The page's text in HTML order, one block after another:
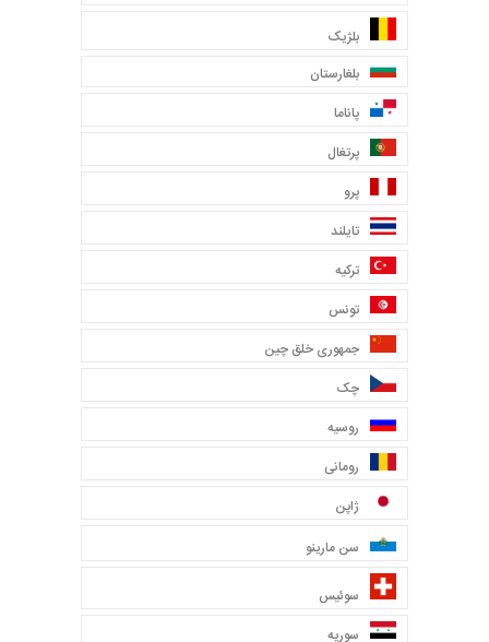
بلژیک
بلغارستان
پاناما
پرتغال
پرو
تایلند
ترکیه
تونس
جمهوری خلق چین
چک
روسیه
رومانی
ژاپن
سن مارینو
سوئیس
سوریه